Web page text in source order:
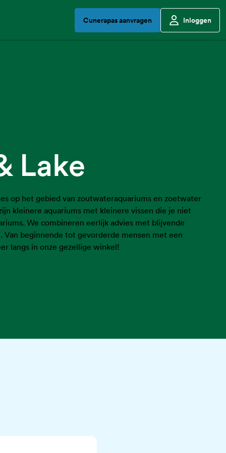
Cunerapas aanvragen Inloggen
Lake
op het gebied van zoutwateraquariums en zoetwater
kleinere aquariums met kleinere vissen die je niet
We combineren eerlijk advies met blijvende
Van beginnende tot gevorderde mensen met een
langs in onze gezellige winkel!